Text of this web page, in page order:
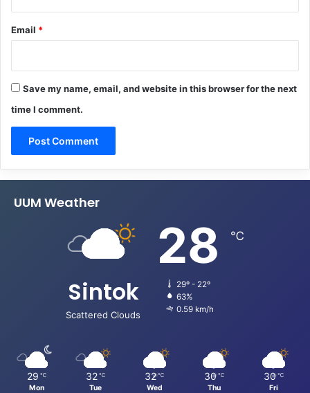
Email *
Save my name, email, and website in this browser for the next
time I comment.
UUM Weather
Sintok
Scattered Clouds
28 ℃
29º - 22º
63%
0.59 km/h
29 ℃
Mon
32 ℃
Tue
32 ℃
Wed
30 ℃
Thu
30 ℃
Fri